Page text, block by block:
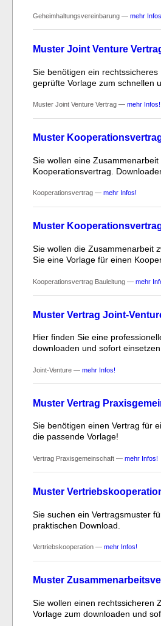
Geheimhaltungsvereinbarung — mehr
Muster Joint Venture
Sie benötigen ein
geprüfte Vorlage zum schnellen
Muster Joint Venture Vertrag — mehr Infos!
Muster
Sie wollen eine
Kooperationsvertrag.
Kooperationsvertrag — mehr Infos!
Muster
Sie wollen die Zusammenarbeit
Sie eine Vorlage für einen
Kooperationsvertrag Bauleitung — mehr
Muster Vertrag Joint-
Hier finden Sie eine
downloaden und sofort einsetzen.
Joint-Venture — mehr Infos!
Muster Vertrag
Sie benötigen einen Vertrag für
die passende Vorlage!
Vertrag Praxisgemeinschaft — mehr Infos!
Muster
Sie suchen ein Vertragsmuster
praktischen Download.
Vertriebskooperation — mehr Infos!
Muster
Sie wollen einen rechtssicheren
Vorlage zum downloaden und